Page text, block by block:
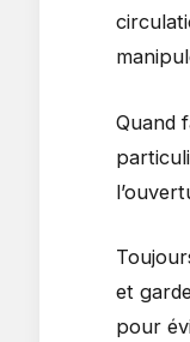
Quand
et
pour